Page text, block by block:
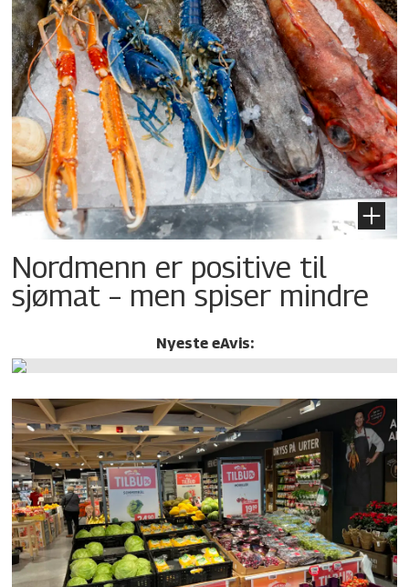
Nordmenn er positive til
sjømat – men spiser mindre
Nyeste eAvis: